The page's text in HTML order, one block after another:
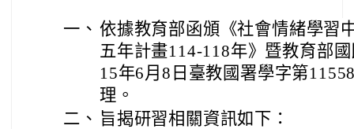
一、 依據教育部函頒《社會情緒學習
五年計畫114-118年》暨教育部
15年6月8日臺教國署學字第
理。
二、 旨揭研習相關資訊如下：